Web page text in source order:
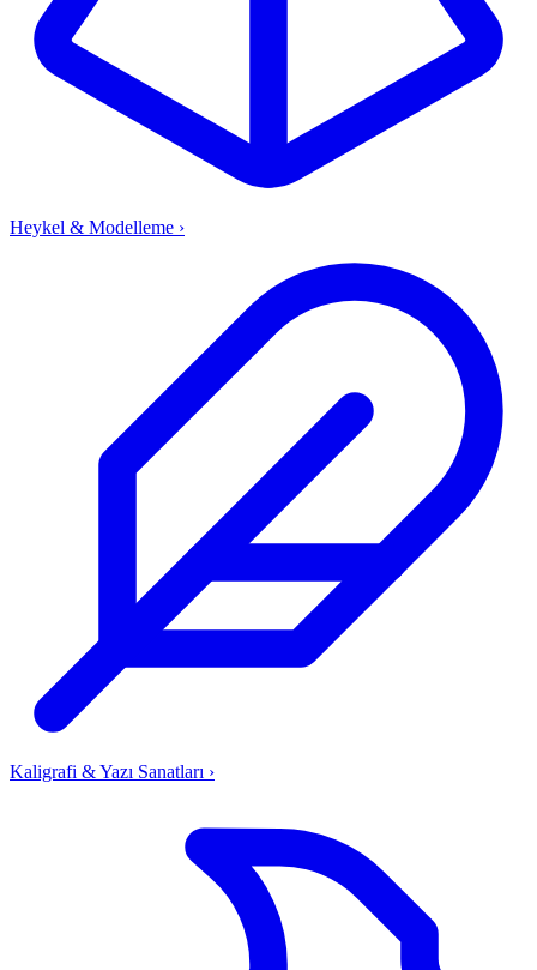
Heykel & Modelleme ›
Kaligrafi & Yazı Sanatları ›